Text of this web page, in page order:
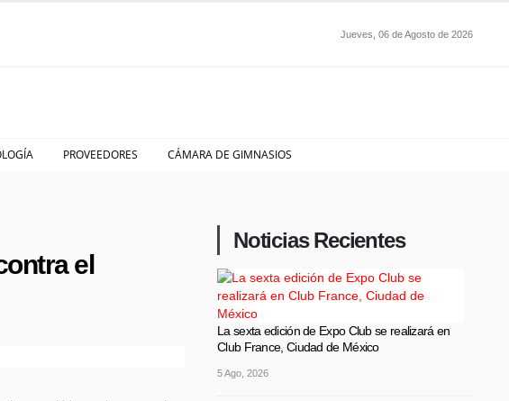
Jueves, 06 de Agosto de 2026
PROVEEDORES CÁMARA DE GIMNASIOS
el
Noticias Recientes
La sexta edición de Expo Club se realizará en
Club France, Ciudad de México
5 Ago, 2026